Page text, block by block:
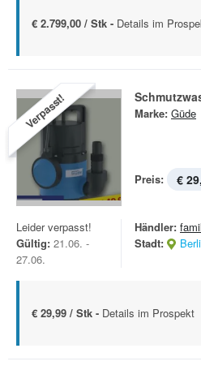
€ 2.799,00 / Stk - Details im
Verpasst! Marke: Güde
Preis: €
Leider verpasst!
Gültig: 21.06. -
27.06.
Händler:
Stadt:
€ 29,99 / Stk - Details im Prospekt